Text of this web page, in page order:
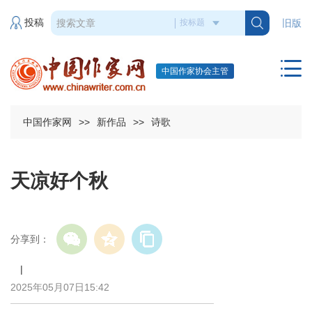
旧版
投稿
中国作家协会主管
中国作家网 >> 新作品 >> 诗歌
天凉好个秋
分享到：
|
2025年05月07日15:42